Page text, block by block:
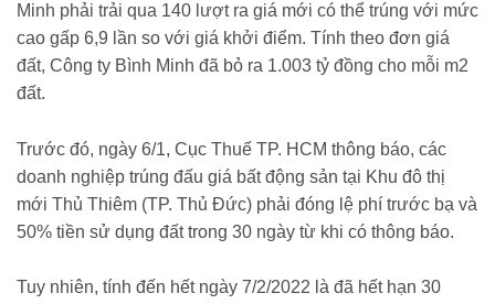
Minh phải trải qua 140 lượt ra giá mới có thể trúng với mức
cao gấp 6,9 lần so với giá khởi điểm. Tính theo đơn giá
đất, Công ty Bình Minh đã bỏ ra 1.003 tỷ đồng cho mỗi m2
đất.
Trước đó, ngày 6/1, Cục Thuế TP. HCM thông báo, các
doanh nghiệp trúng đấu giá bất động sản tại Khu đô thị
mới Thủ Thiêm (TP. Thủ Đức) phải đóng lệ phí trước bạ và
50% tiền sử dụng đất trong 30 ngày từ khi có thông báo.
Tuy nhiên, tính đến hết ngày 7/2/2022 là đã hết hạn 30